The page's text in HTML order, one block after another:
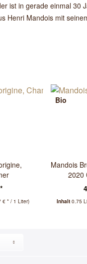
ist in gerade einmal 30
Henri Mandois mit
€ * / 1 Liter)
Bio
Mandois
2020
Inhalt0.75